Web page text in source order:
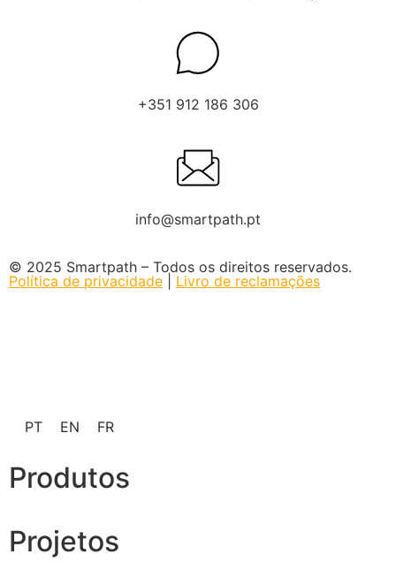
+351 912 186 306
info@smartpath.pt
© 2025 Smartpath – Todos os direitos reservados.
Política de privacidade
Livro de reclamações
PT EN FR
Produtos
Projetos